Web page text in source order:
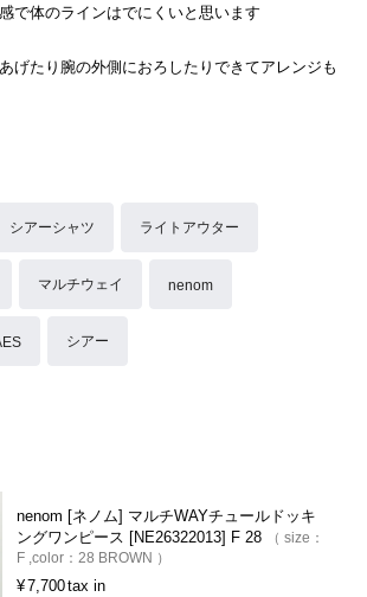
で体のラインはでにくいと思います
げたり腕の外側におろしたりできてアレンジも
シアーシャツ ライトアウター
マルチウェイ nenom
シアー
nenom [ネノム] マルチWAYチュールドッキ
ングワンピース [NE26322013] F 28
size：
F color： 28 BROWN
¥7,700tax in